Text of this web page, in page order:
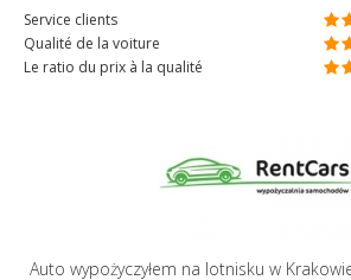
Service clients
Qualité de la voiture
Le ratio du prix à la qualité
Auto wypożyczyłem na lotnisku w